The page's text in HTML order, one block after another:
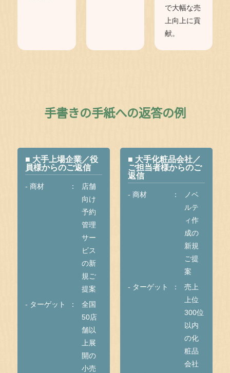
で大幅な売
上向上に貢
献。
手書きの手紙への返答の例
■ 大手上場企業／役
員様からのご返信
- 商材
店舗
向け
予約
管理
サー
ビス
の新
規ご
提案
- ターゲット
全国
50店
舗以
上展
開の
小売
■ 大手化粧品会社／
ご担当者様からのご
返信
- 商材
ノベ
ルテ
ィ作
成の
新規
ご提
案
- ターゲット
売上
上位
300位
以内
の化
粧品
会社